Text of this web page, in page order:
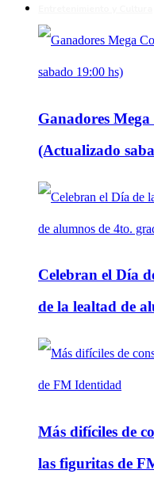
Ganadores
(Actualizado
Celebran el Día
de la lealtad de
Más difíciles de
las figuritas de